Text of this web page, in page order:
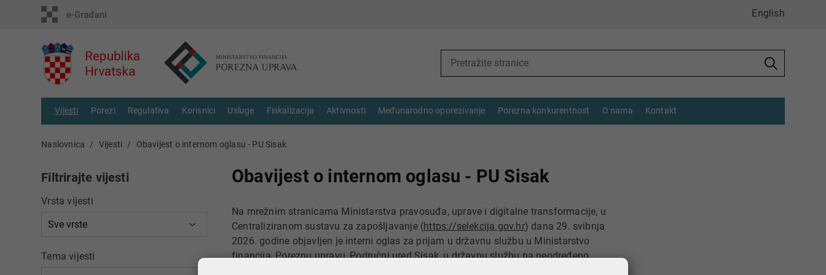
English
Vijesti Porezi Regulativa Korisnici Usluge Fiskalizacija Aktivnosti Međunarodno oporezivanje Porezna konkurentnost O nama Kontakt
Naslovnica Vijesti Obavijest o internom oglasu - PU Sisak
Filtrirajte vijesti
Vrsta vijesti
Tema vijesti
Obavijest o internom oglasu - PU Sisak
Na mrežnim stranicama Ministarstva pravosuđa, uprave i digitalne transformacije, u
Centraliziranom sustavu za zapošljavanje (https://selekcija.gov.hr) dana 29. svibnja
2026. godine objavljen je interni oglas za prijam u državnu službu u Ministarstvo
financija, Poreznu upravu, Područni ured Sisak, u državnu službu na neodređeno